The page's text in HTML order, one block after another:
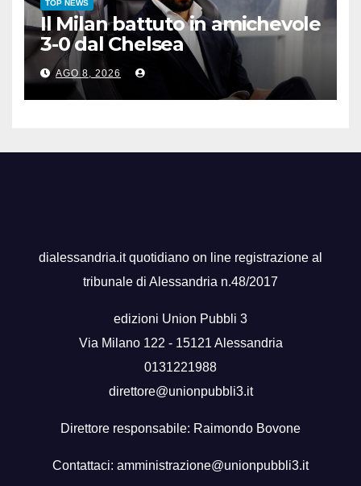
TOP NEWS
Il Milan battuto in amichevole
3-0 dal Chelsea
AGO 8, 2026
dialessandria.it quotidiano on line registrazione al
tribunale di Alessandria n.48/2017
edizioni Union Pubbli 3
Via Milano 122 - 15121 Alessandria
0131221988
direttore@unionpubbli3.it
Direttore responsabile: Raimondo Bovone
Contattaci: amministrazione@unionpubbli3.it